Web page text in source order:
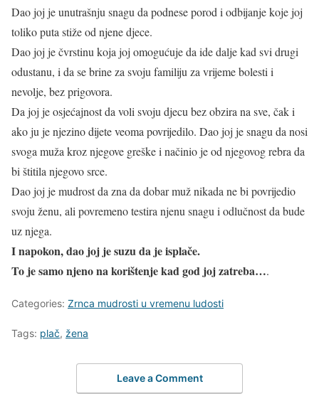
Dao joj je unutrašnju snagu da podnese porod i odbijanje koje joj
toliko puta stiže od njene djece.
Dao joj je čvrstinu koja joj omogućuje da ide dalje kad svi drugi
odustanu, i da se brine za svoju familiju za vrijeme bolesti i
nevolje, bez prigovora.
Da joj je osjećajnost da voli svoju djecu bez obzira na sve, čak i
ako ju je njezino dijete veoma povrijedilo. Dao joj je snagu da nosi
svoga muža kroz njegove greške i načinio je od njegovog rebra da
bi štitila njegovo srce.
Dao joj je mudrost da zna da dobar muž nikada ne bi povrijedio
svoju ženu, ali povremeno testira njenu snagu i odlučnost da bude
uz njega.
I napokon, dao joj je suzu da je isplače.
To je samo njeno na korištenje kad god joj zatreba….
Categories: Zrnca mudrosti u vremenu ludosti
Tags: plač, žena
Leave a Comment